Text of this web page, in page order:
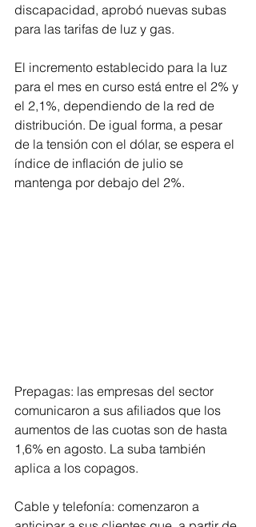
discapacidad, aprobó nuevas subas
para las tarifas de luz y gas.
El incremento establecido para la luz
para el mes en curso está entre el 2% y
el 2,1%, dependiendo de la red de
distribución. De igual forma, a pesar
de la tensión con el dólar, se espera el
índice de inflación de julio se
mantenga por debajo del 2%.
Prepagas: las empresas del sector
comunicaron a sus afiliados que los
aumentos de las cuotas son de hasta
1,6% en agosto. La suba también
aplica a los copagos.
Cable y telefonía: comenzaron a